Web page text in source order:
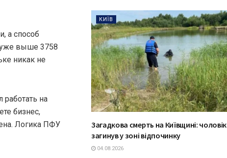
а способ
уже выше 3758
никак не
на
бизнес,
Логика ПФУ
КИЇВ
Загадкова смерть на Київщині: чоловік
загинув у зоні відпочинку
04.08.2026